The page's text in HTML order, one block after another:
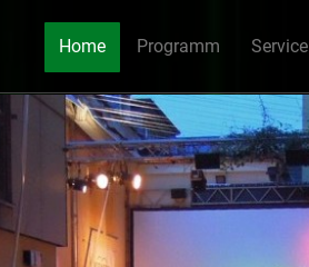
Home Programm Service